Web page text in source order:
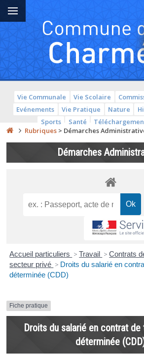
Vie Communale Vie Scolaire
Evénements
Vie Pratique Nature
Sports
Santé
Rubriques > Démarches
Démarches
Accueil particuliers > Travail > Contrats
secteur privé > Droits du salarié en
déterminée (CDD)
Fiche pratique
Droits du salarié en contrat de
déterminée